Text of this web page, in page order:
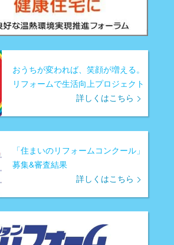
おうちが変われば、笑顔が増える。
リフォームで生活向上プロジェクト
詳しくはこちら
「住まいのリフォームコンクール」
募集&審査結果
詳しくはこちら